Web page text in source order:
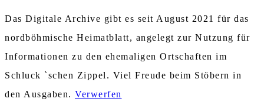
Das Digitale Archive gibt es seit August 2021 für das
nordböhmische Heimatblatt, angelegt zur Nutzung für
Informationen zu den ehemaligen Ortschaften im
Schluck `schen Zippel. Viel Freude beim Stöbern in
den Ausgaben. Verwerfen